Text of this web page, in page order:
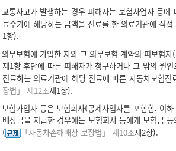
교통사고가 발생하는 경우 피해자는 보험사업자 등
료수가에 해당하는 금액을 진료를 한 의료기관에 직
1항).
의무보험에 가입한 자와 그 의무보험 계약의 피보험
제1항 후단에 따른 피해자가 청구하거나 그 밖의 원
진료하는 의료기관에 해당 진료에 따른 자동차보험
장법」 제12조제1항).
보험가입자 등은 보험회사(공제사업자를 포함함. 이
배상금을 지급한 경우에는 보험회사 등에게 보험금
(
「자동차손해배상 보장법」 제10조제2항).